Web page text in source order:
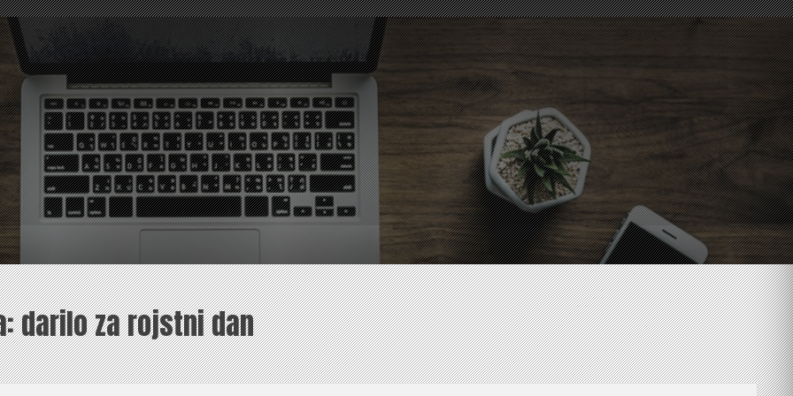
darilo za rojstni dan